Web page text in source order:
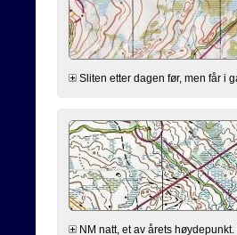
Sliten etter dagen før, men får i
NM natt, et av årets